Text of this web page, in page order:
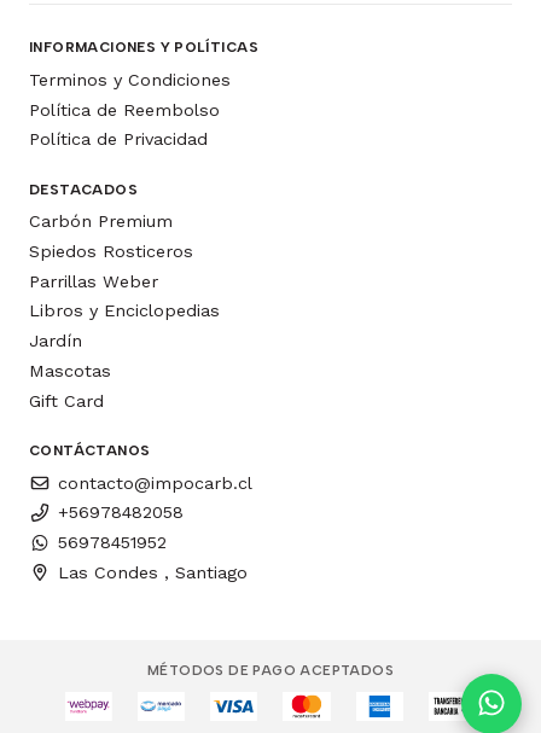
INFORMACIONES Y POLÍTICAS
Terminos y Condiciones
Política de Reembolso
Política de Privacidad
DESTACADOS
Carbón Premium
Spiedos Rosticeros
Parrillas Weber
Libros y Enciclopedias
Jardín
Mascotas
Gift Card
CONTÁCTANOS
contacto@impocarb.cl
+56978482058
56978451952
Las Condes , Santiago
MÉTODOS DE PAGO ACEPTADOS